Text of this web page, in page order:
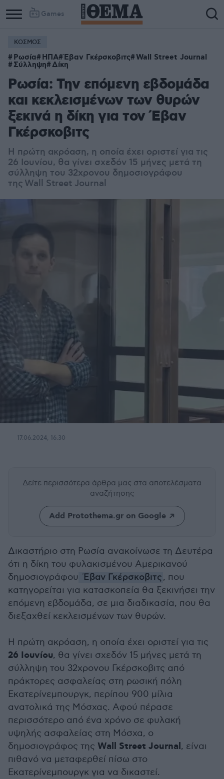
Games
Column
1
Column
2
ΚΟΣΜΟΣ
Ρωσία ΗΠΑ Έβαν Γκέρσκοβιτς Wall Street Journal
Σύλληψη Δίκη
Ρωσία: Την επόμενη εβδομάδα
και κεκλεισμένων των θυρών
ξεκινά η δίκη για τον Έβαν
Γκέρσκοβιτς
Η πρώτη ακρόαση, η οποία έχει οριστεί για τις
26 Ιουνίου, θα γίνει σχεδόν 15 μήνες μετά τη
σύλληψη του 32χρονου δημοσιογράφου
της Wall Street Journal
17.06.2024, 16:30
Δείτε περισσότερα άρθρα μας στα αποτελέσματα
αναζήτησης
Add Protothema.gr on Google
Δικαστήριο στη Ρωσία ανακοίνωσε τη Δευτέρα
ότι η δίκη του φυλακισμένου Αμερικανού
δημοσιογράφου Έβαν Γκέρσκοβιτς, που
κατηγορείται για κατασκοπεία θα ξεκινήσει την
επόμενη εβδομάδα, σε μια διαδικασία, που θα
διεξαχθεί κεκλεισμένων των θυρών.
Η πρώτη ακρόαση, η οποία έχει οριστεί για τις
26 Ιουνίου, θα γίνει σχεδόν 15 μήνες μετά τη
σύλληψη του 32χρονου Γκέρσκοβιτς από
πράκτορες ασφαλείας στη ρωσική πόλη
Εκατερίνεμπουργκ, περίπου 900 μίλια
ανατολικά της Μόσχας. Αφού πέρασε
περισσότερο από ένα χρόνο σε φυλακή
υψηλής ασφαλείας στη Μόσχα, ο
δημοσιογράφος της Wall Street Journal, είναι
πιθανό να μεταφερθεί πίσω στο
Εκατερίνεμπουργκ για να δικαστεί.